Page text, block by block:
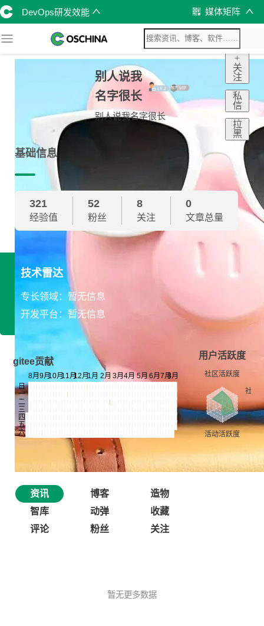
DevOps研发效能 媒体矩阵
别人说我
名字很长
别人说我名字很长
+
关
注
私
信
拉
黑
基础信息
321
经验值
52
粉丝
8
关注
0
文章总量
技术雷达
专长领域：暂无信息
开发平台：暂无信息
gitee贡献
用户活跃度
资讯 博客
造物
智库
动弹
收藏
评论
粉丝 关注
暂无更多数据